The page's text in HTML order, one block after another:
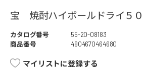
宝 焼酎ハイボールドライ５０
カタログ番号
55-20-08183
商品番号
4904670464680
マイリストに登録する